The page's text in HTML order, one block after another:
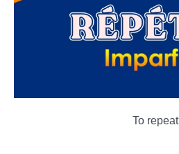
To repeat